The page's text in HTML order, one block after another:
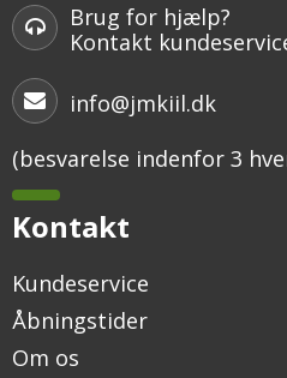
Brug for hjælp?
Kontakt
info@jmkiil.dk
(besvarelse indenfor 3
Kontakt
Kundeservice
Åbningstider
Om os